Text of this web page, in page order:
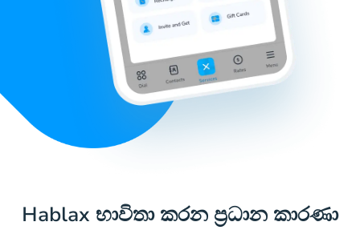
Hablax භාවිතා කරන ප්‍රධාන කාරණා